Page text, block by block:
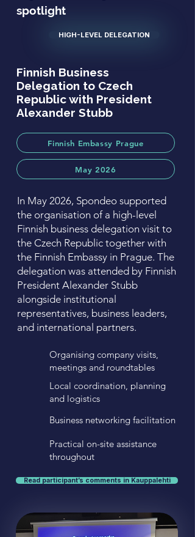
spotlight
HIGH-LEVEL DELEGATION
Finnish Business
Delegation to Czech
Republic with President
Alexander Stubb
Finnish Embassy Prague
May 2026
In May 2026, Spondeo supported
the organisation of a high-level
Finnish business delegation visit to
the Czech Republic together with
the Finnish Embassy in Prague. The
delegation was attended by Finnish
President Alexander Stubb
alongside institutional
representatives, business leaders,
and international partners.
Organising company visits,
meetings and roundtables
Local coordination, planning
and logistics
Business networking facilitation
Practical on-site assistance
throughout
Read participant’s comments in Kauppalehti